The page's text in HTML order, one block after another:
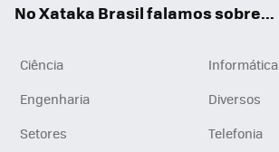
No Xataka Brasil falamos sobre...
Ciência
Informática
Engenharia
Diversos
Setores
Telefonia